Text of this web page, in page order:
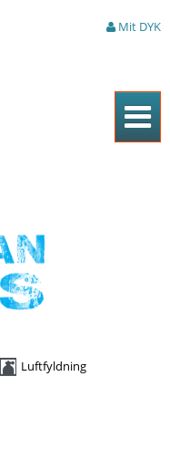
Mit DYK
Luftfyldning